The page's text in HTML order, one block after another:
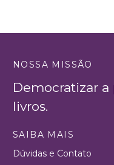
NOSSA MISSÃO
Democratizar
livros.
SAIBA MAIS
Dúvidas e Contato